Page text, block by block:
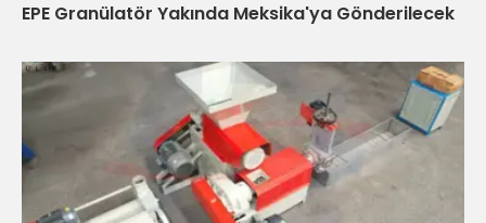
EPE Granülatör Yakında Meksika'ya Gönderilecek